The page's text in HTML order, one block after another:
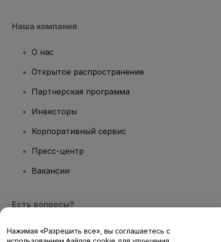
Наша компания
О нас
Открытое распространение
Партнерская программа
Инвесторы
Корпоративный сервис
Пресс-центр
Вакансии
Есть вопросы?
Центр помощи / Свяжитесь с нами
Нажимая «Разрешить все», вы соглашаетесь с